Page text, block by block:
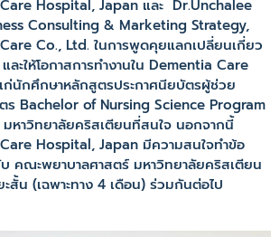
Hospital, Japan และ Dr.Unchalee
Consulting & Marketing Strategy,
Co., Ltd.ในการพูดคุยแลกเปลี่ยนเกี่ยว
ะให้โอกาสการทำงานใน Dementia Care
ก่นักศึกษาหลักสูตรประกาศนียบัตรผู้ช่วย
ร Bachelor of Nursing Science Program
หาวิทยาลัยคริสเตียนที่สนใจ นอกจากนี้
Hospital, Japan มีความสนใจทำข้อ
คณะพยาบาลศาสตร์ มหาวิทยาลัยคริสเตียน
ะสั้น (เฉพาะทาง 4 เดือน) ร่วมกันต่อไป